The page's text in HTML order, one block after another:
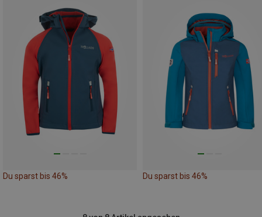
Du sparst bis 46% Du sparst bis 46%